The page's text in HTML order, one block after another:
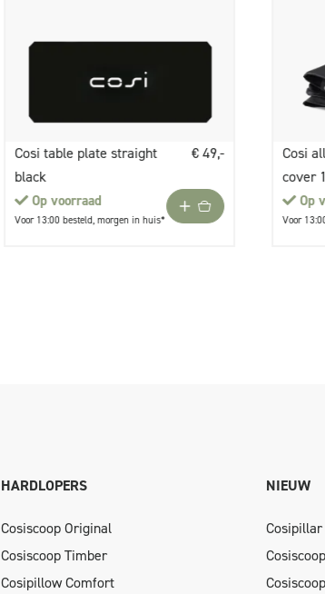
Cosi table plate straight
black
€ 49,-
Op voorraad
Voor 13:00 besteld, morgen in huis*
Cosi
cover
Op
Voor
HARDLOPERS
Cosiscoop Original
Cosiscoop Timber
Cosipillow Comfort
NIEUW
Cosipillar